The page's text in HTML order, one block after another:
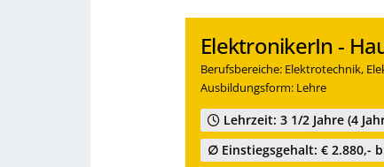
ElektronikerIn -
Berufsbereiche: Elektrotechnik,
Ausbildungsform: Lehre
Lehrzeit: 3 1/2 Jahre (4
∅ Einstiegsgehalt: € 2.880,-